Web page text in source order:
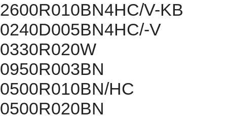
2600R010BN4HC/V-KB
0240D005BN4HC/-V
0330R020W
0950R003BN
0500R010BN/HC
0500R020BN